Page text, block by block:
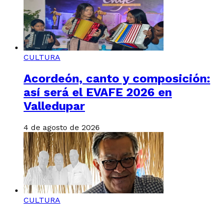
CULTURA
Acordeón, canto y composición:
así será el EVAFE 2026 en
Valledupar
4 de agosto de 2026
CULTURA